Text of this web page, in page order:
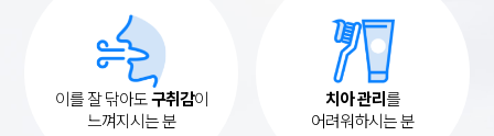
이를 잘 닦아도구취감이
느껴지시는 분
치아 관리를
어려워하시는 분